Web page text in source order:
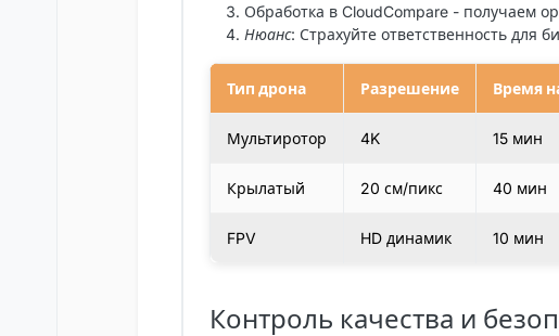
Обработка в CloudCompare - получаем
Нюанс: Страхуйте ответственность для
Тип дрона Разрешение Время
Мультиротор 4K 15 мин
Крылатый 20 см/пикс 40 мин
FPV HD динамик 10 мин
Контроль качества и